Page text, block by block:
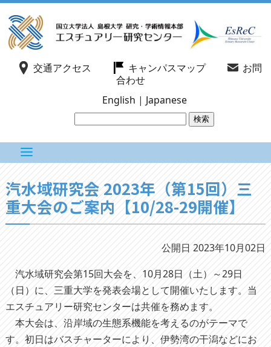
交通アクセス キャンパスマップ
お問
合わせ
English | Japanese
汽水域研究会 2023年（第15回）三
重大会のご案内【10/28-29開催】
公開日 2023年10月02日
汽水域研究会第15回大会を、10月28日（土）～29日
（日）に、三重大学を発表会場として開催いたします。当
エスチュアリー研究センターは共催を務めます。
本大会は、沿岸域の生態系機能を考えるのがテーマで
す。初日はバスチャーターにより、伊勢湾の干潟などにお